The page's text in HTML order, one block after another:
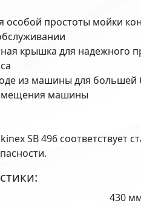
особой простоты мойки
крышка для надежного
из машины для большей
машины
SB 496 соответствует
430